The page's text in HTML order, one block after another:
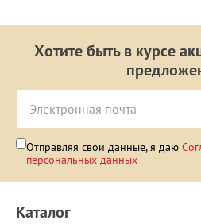
Хотите быть в курсе
Отправляя свои данные, я даю
персональных данных
Каталог